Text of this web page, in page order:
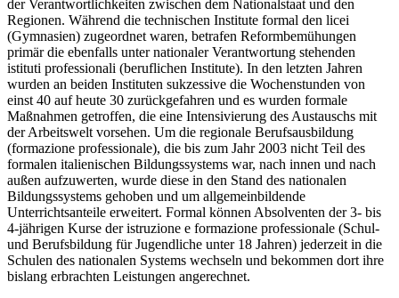
der Verantwortlichkeiten zwischen dem Nationalstaat und den
Regionen. Während die technischen Institute formal den licei
(Gymnasien) zugeordnet waren, betrafen Reformbemühungen
primär die ebenfalls unter nationaler Verantwortung stehenden
istituti professionali (beruflichen Institute). In den letzten Jahren
wurden an beiden Instituten sukzessive die Wochenstunden von
einst 40 auf heute 30 zurückgefahren und es wurden formale
Maßnahmen getroffen, die eine Intensivierung des Austauschs mit
der Arbeitswelt vorsehen. Um die regionale Berufsausbildung
(formazione professionale), die bis zum Jahr 2003 nicht Teil des
formalen italienischen Bildungssystems war, nach innen und nach
außen aufzuwerten, wurde diese in den Stand des nationalen
Bildungssystems gehoben und um allgemeinbildende
Unterrichtsanteile erweitert. Formal können Absolventen der 3- bis
4-jährigen Kurse der istruzione e formazione professionale (Schul-
und Berufsbildung für Jugendliche unter 18 Jahren) jederzeit in die
Schulen des nationalen Systems wechseln und bekommen dort ihre
bislang erbrachten Leistungen angerechnet.